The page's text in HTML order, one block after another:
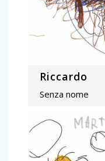
Riccardo
Senza nome